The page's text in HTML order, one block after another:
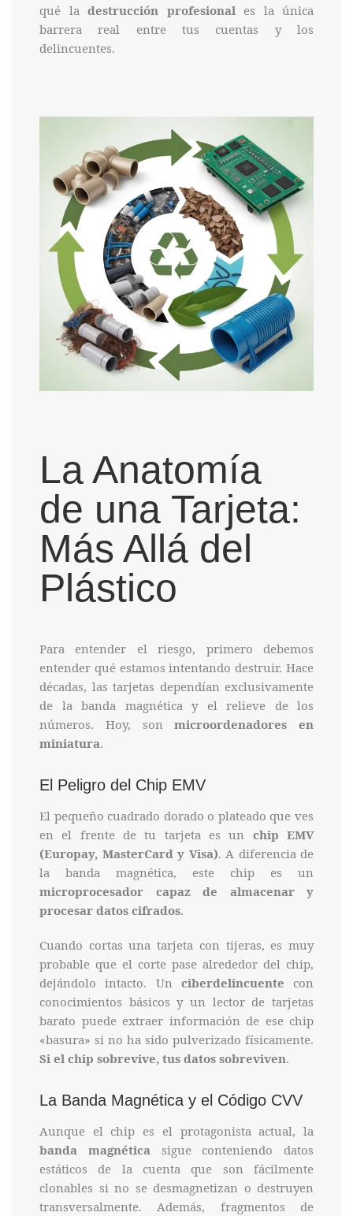
qué la destrucción profesional es la única
barrera real entre tus cuentas y los
delincuentes.
La Anatomía
de una Tarjeta:
Más Allá del
Plástico
Para entender el riesgo, primero debemos
entender qué estamos intentando destruir. Hace
décadas, las tarjetas dependían exclusivamente
de la banda magnética y el relieve de los
números. Hoy, sonmicroordenadores en
miniatura.
El Peligro del Chip EMV
El pequeño cuadrado dorado o plateado que ves
en el frente de tu tarjeta es un chip EMV
(Europay, MasterCard y Visa). A diferencia de
la banda magnética, este chip es un
microprocesador capaz de almacenar y
procesar datos cifrados.
Cuando cortas una tarjeta con tijeras, es muy
probable que el corte pase alrededor del chip,
dejándolo intacto. Un ciberdelincuente con
conocimientos básicos y un lector de tarjetas
barato puede extraer información de ese chip
«basura» si no ha sido pulverizado físicamente.
Si el chip sobrevive, tus datos sobreviven.
La Banda Magnética y el Código CVV
Aunque el chip es el protagonista actual, la
banda magnética sigue conteniendo datos
estáticos de la cuenta que son fácilmente
clonables si no se desmagnetizan o destruyen
transversalmente. Además, fragmentos de